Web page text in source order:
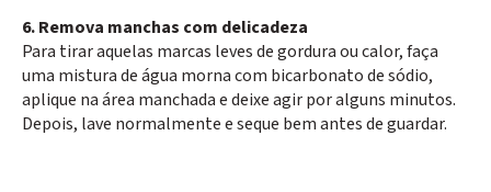
6. Remova manchas com delicadeza
Para tirar aquelas marcas leves de gordura ou calor, faça
uma mistura de água morna com bicarbonato de sódio,
aplique na área manchada e deixe agir por alguns minutos.
Depois, lave normalmente e seque bem antes de guardar.